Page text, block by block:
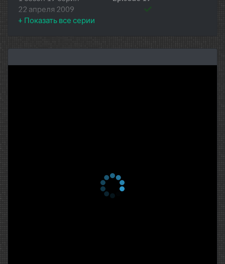
22 апреля 2009
1 сезон 18 серия
1 сезон 17 серия
Episode 17
Episode 12